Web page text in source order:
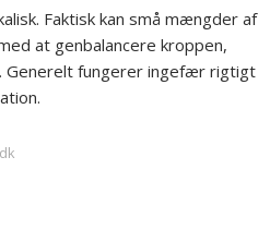
Faktisk kan små mængder af
at genbalancere kroppen,
Generelt fungerer ingefær rigtigt